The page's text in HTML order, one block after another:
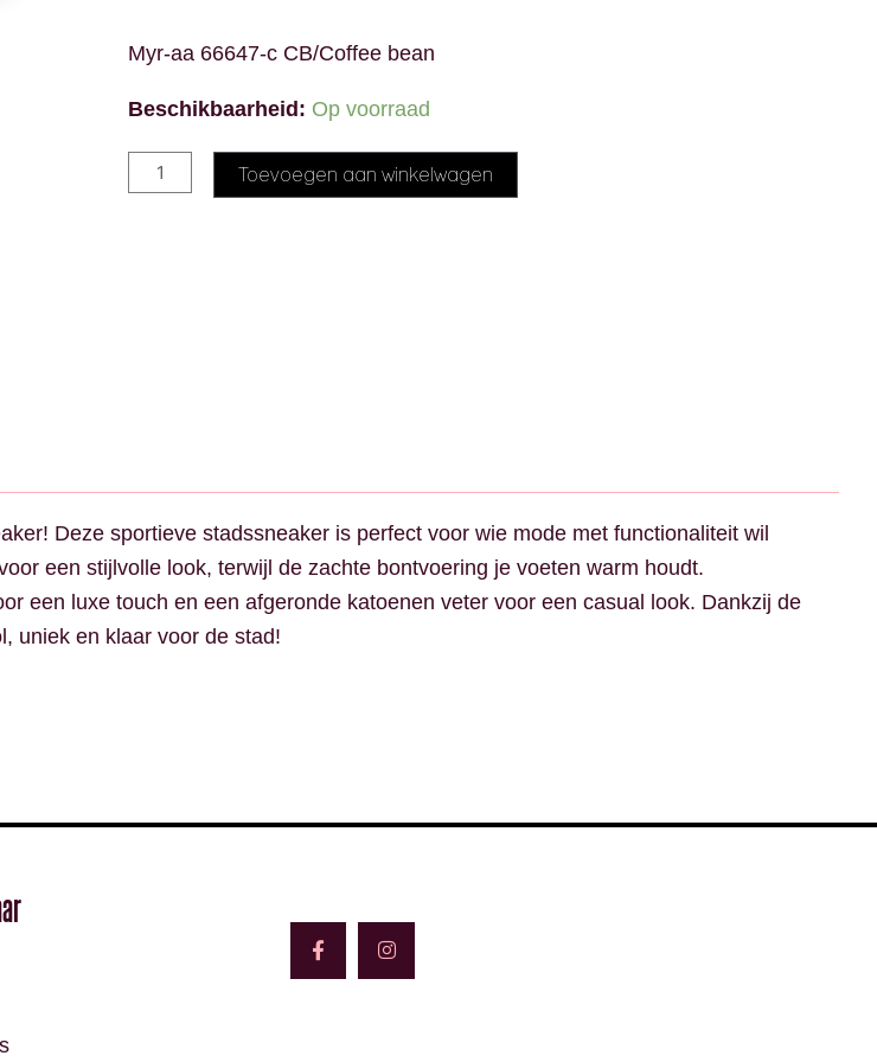
Myr-aa 66647-c CB/Coffee bean
Beschikbaarheid: Op voorraad
Toevoegen aan winkelwagen
Deze sportieve stadssneaker is perfect voor wie mode met functionaliteit wil
een stijlvolle look, terwijl de zachte bontvoering je voeten warm houdt.
een luxe touch en een afgeronde katoenen veter voor een casual look. Dankzij de
uniek en klaar voor de stad!
c
e
b
s
t
a